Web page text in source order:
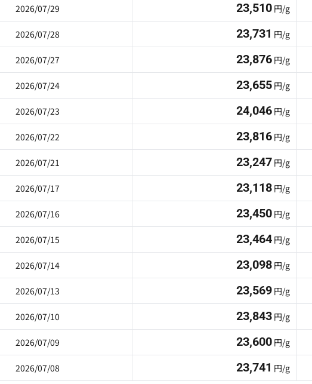
2026/07/29 23,510 円/g
2026/07/28 23,731 円/g
2026/07/27 23,876 円/g
2026/07/24 23,655 円/g
2026/07/23 24,046 円/g
2026/07/22 23,816 円/g
2026/07/21 23,247 円/g
2026/07/17 23,118 円/g
2026/07/16 23,450 円/g
2026/07/15 23,464 円/g
2026/07/14 23,098 円/g
2026/07/13 23,569 円/g
2026/07/10 23,843 円/g
2026/07/09 23,600 円/g
2026/07/08 23,741 円/g